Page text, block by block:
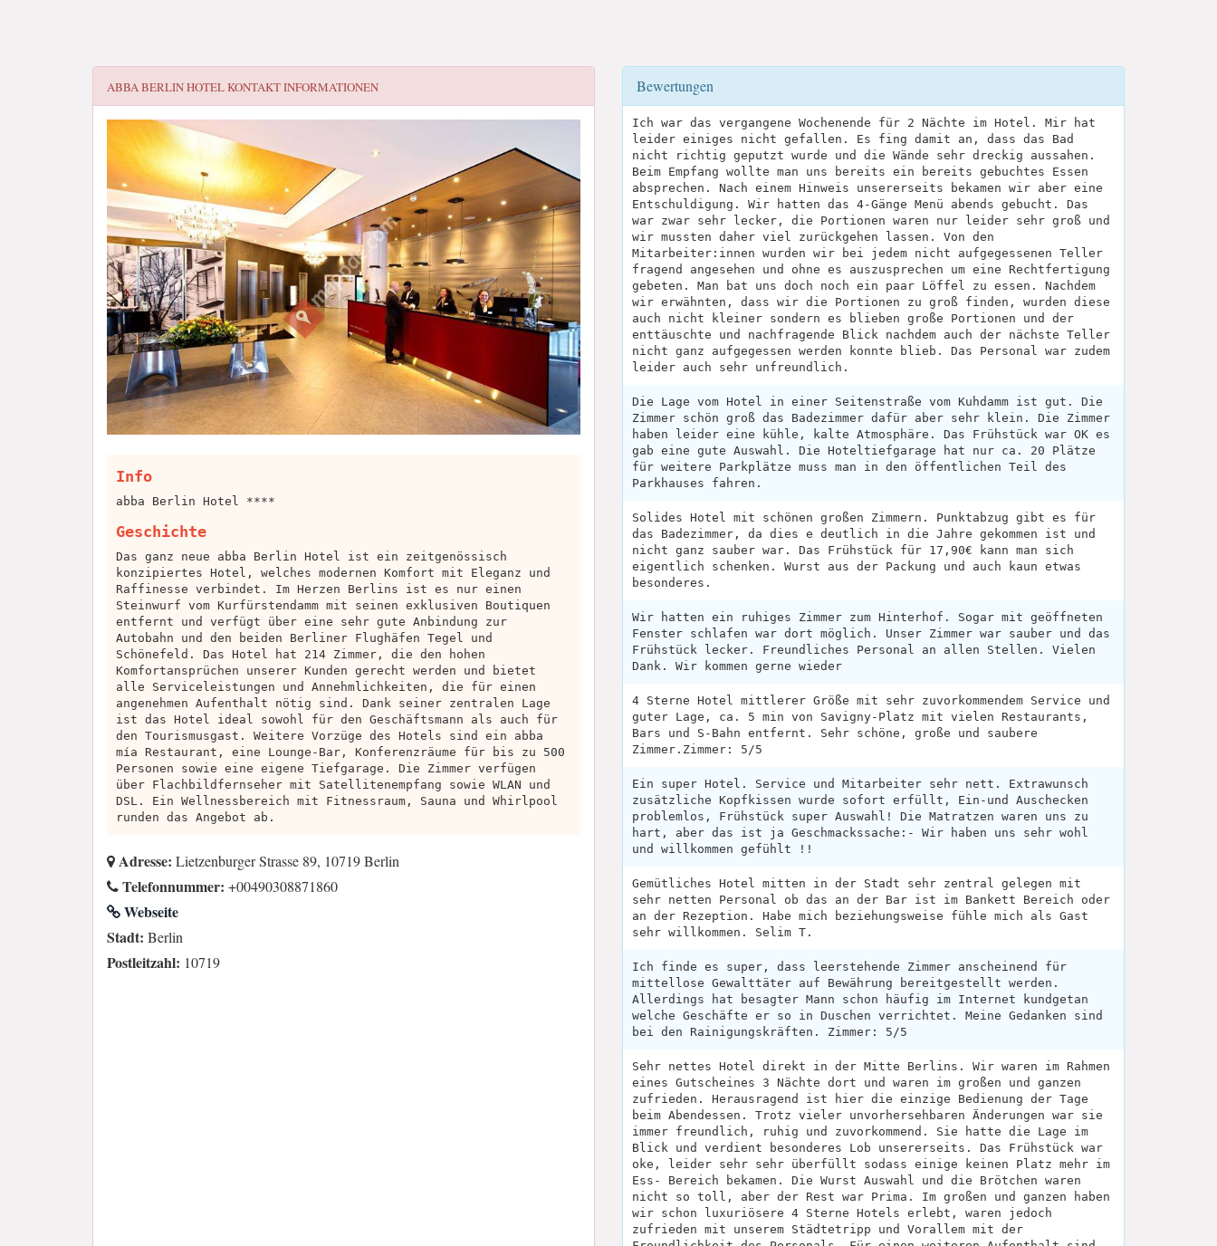
ABBA BERLIN HOTELKONTAKT INFORMATIONEN
Info
abba Berlin Hotel ****
Geschichte
Das ganz neue abba Berlin Hotel ist ein zeitgenössisch
konzipiertes Hotel, welches modernen Komfort mit Eleganz und
Raffinesse verbindet. Im Herzen Berlins ist es nur einen
Steinwurf vom Kurfürstendamm mit seinen exklusiven Boutiquen
entfernt und verfügt über eine sehr gute Anbindung zur
Autobahn und den beiden Berliner Flughäfen Tegel und
Schönefeld. Das Hotel hat 214 Zimmer, die den hohen
Komfortansprüchen unserer Kunden gerecht werden und bietet
alle Serviceleistungen und Annehmlichkeiten, die für einen
angenehmen Aufenthalt nötig sind. Dank seiner zentralen Lage
ist das Hotel ideal sowohl für den Geschäftsmann als auch für
den Tourismusgast. Weitere Vorzüge des Hotels sind ein abba
mía Restaurant, eine Lounge-Bar, Konferenzräume für bis zu 500
Personen sowie eine eigene Tiefgarage. Die Zimmer verfügen
über Flachbildfernseher mit Satellitenempfang sowie WLAN und
DSL. Ein Wellnessbereich mit Fitnessraum, Sauna und Whirlpool
runden das Angebot ab.
Adresse: Lietzenburger Strasse 89, 10719 Berlin
Telefonnummer: +00490308871860
Webseite
Stadt: Berlin
Postleitzahl: 10719
Bewertungen
Ich war das vergangene Wochenende für 2 Nächte im Hotel. Mir hat
leider einiges nicht gefallen. Es fing damit an, dass das Bad
nicht richtig geputzt wurde und die Wände sehr dreckig aussahen.
Beim Empfang wollte man uns bereits ein bereits gebuchtes Essen
absprechen. Nach einem Hinweis unsererseits bekamen wir aber eine
Entschuldigung. Wir hatten das 4-Gänge Menü abends gebucht. Das
war zwar sehr lecker, die Portionen waren nur leider sehr groß und
wir mussten daher viel zurückgehen lassen. Von den
Mitarbeiter:innen wurden wir bei jedem nicht aufgegessenen Teller
fragend angesehen und ohne es auszusprechen um eine Rechtfertigung
gebeten. Man bat uns doch noch ein paar Löffel zu essen. Nachdem
wir erwähnten, dass wir die Portionen zu groß finden, wurden diese
auch nicht kleiner sondern es blieben große Portionen und der
enttäuschte und nachfragende Blick nachdem auch der nächste Teller
nicht ganz aufgegessen werden konnte blieb. Das Personal war zudem
leider auch sehr unfreundlich.
Die Lage vom Hotel in einer Seitenstraße vom Kuhdamm ist gut. Die
Zimmer schön groß das Badezimmer dafür aber sehr klein. Die Zimmer
haben leider eine kühle, kalte Atmosphäre. Das Frühstück war OK es
gab eine gute Auswahl. Die Hoteltiefgarage hat nur ca. 20 Plätze
für weitere Parkplätze muss man in den öffentlichen Teil des
Parkhauses fahren.
Solides Hotel mit schönen großen Zimmern. Punktabzug gibt es für
das Badezimmer, da dies e deutlich in die Jahre gekommen ist und
nicht ganz sauber war. Das Frühstück für 17,90€ kann man sich
eigentlich schenken. Wurst aus der Packung und auch kaun etwas
besonderes.
Wir hatten ein ruhiges Zimmer zum Hinterhof. Sogar mit geöffneten
Fenster schlafen war dort möglich. Unser Zimmer war sauber und das
Frühstück lecker. Freundliches Personal an allen Stellen. Vielen
Dank. Wir kommen gerne wieder
4 Sterne Hotel mittlerer Größe mit sehr zuvorkommendem Service und
guter Lage, ca. 5 min von Savigny-Platz mit vielen Restaurants,
Bars und S-Bahn entfernt. Sehr schöne, große und saubere
Zimmer.Zimmer: 5/5
Ein super Hotel. Service und Mitarbeiter sehr nett. Extrawunsch
zusätzliche Kopfkissen wurde sofort erfüllt, Ein-und Auschecken
problemlos, Frühstück super Auswahl! Die Matratzen waren uns zu
hart, aber das ist ja Geschmackssache:- Wir haben uns sehr wohl
und willkommen gefühlt !!
Gemütliches Hotel mitten in der Stadt sehr zentral gelegen mit
sehr netten Personal ob das an der Bar ist im Bankett Bereich oder
an der Rezeption. Habe mich beziehungsweise fühle mich als Gast
sehr willkommen. Selim T.
Ich finde es super, dass leerstehende Zimmer anscheinend für
mittellose Gewalttäter auf Bewährung bereitgestellt werden.
Allerdings hat besagter Mann schon häufig im Internet kundgetan
welche Geschäfte er so in Duschen verrichtet. Meine Gedanken sind
bei den Rainigungskräften. Zimmer: 5/5
Sehr nettes Hotel direkt in der Mitte Berlins. Wir waren im Rahmen
eines Gutscheines 3 Nächte dort und waren im großen und ganzen
zufrieden. Herausragend ist hier die einzige Bedienung der Tage
beim Abendessen. Trotz vieler unvorhersehbaren Änderungen war sie
immer freundlich, ruhig und zuvorkommend. Sie hatte die Lage im
Blick und verdient besonderes Lob unsererseits. Das Frühstück war
oke, leider sehr sehr überfüllt sodass einige keinen Platz mehr im
Ess- Bereich bekamen. Die Wurst Auswahl und die Brötchen waren
nicht so toll, aber der Rest war Prima. Im großen und ganzen haben
wir schon luxuriösere 4 Sterne Hotels erlebt, waren jedoch
zufrieden mit unserem Städtetripp und Vorallem mit der